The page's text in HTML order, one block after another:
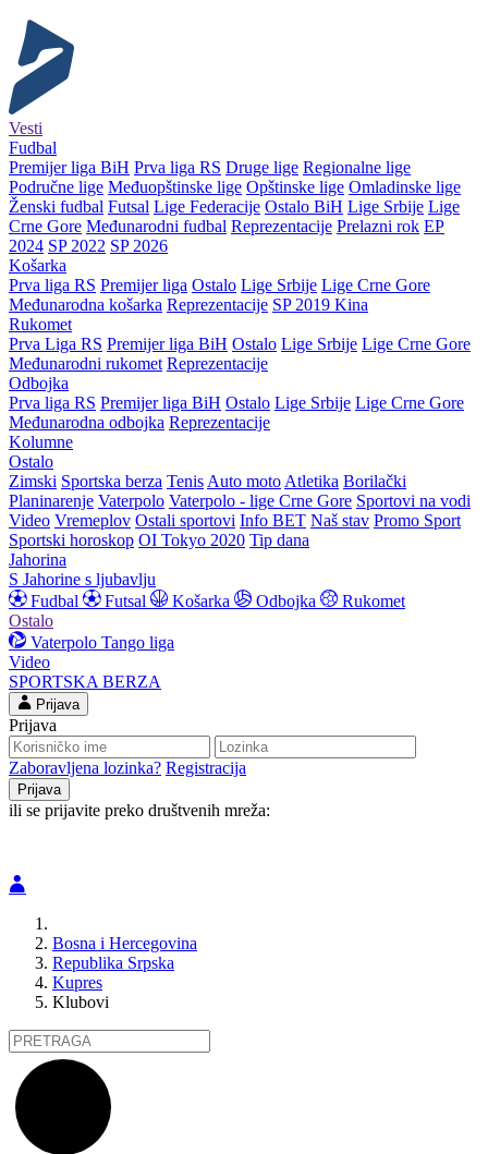
Vesti
Fudbal
Premijer liga BiH Prva liga RS Druge lige Regionalne lige
Područne lige Međuopštinske lige Opštinske lige Omladinske lige
Ženski fudbal Futsal Lige Federacije Ostalo BiH Lige Srbije Lige
Crne Gore Međunarodni fudbal Reprezentacije Prelazni rok EP
2024 SP 2022 SP 2026
Košarka
Prva liga RS Premijer liga Ostalo Lige Srbije Lige Crne Gore
Međunarodna košarka Reprezentacije SP 2019 Kina
Rukomet
Prva Liga RS Premijer liga BiH Ostalo Lige Srbije Lige Crne Gore
Međunarodni rukomet Reprezentacije
Odbojka
Prva liga RS Premijer liga BiH Ostalo Lige Srbije Lige Crne Gore
Međunarodna odbojka Reprezentacije
Kolumne
Ostalo
Zimski Sportska berza Tenis Auto moto Atletika Borilački
Planinarenje Vaterpolo Vaterpolo - lige Crne Gore Sportovi na vodi
Video Vremeplov Ostali sportovi Info BET Naš stav Promo Sport
Sportski horoskop OI Tokyo 2020 Tip dana
Jahorina
S Jahorine s ljubavlju
Fudbal
Futsal Košarka Odbojka
Rukomet
Ostalo
Vaterpolo Tango liga
Video
SPORTSKA BERZA
Prijava
Prijava
Zaboravljena lozinka? Registracija
ili se prijavite preko društvenih mreža:
Bosna i Hercegovina
Republika Srpska
Kupres
Klubovi